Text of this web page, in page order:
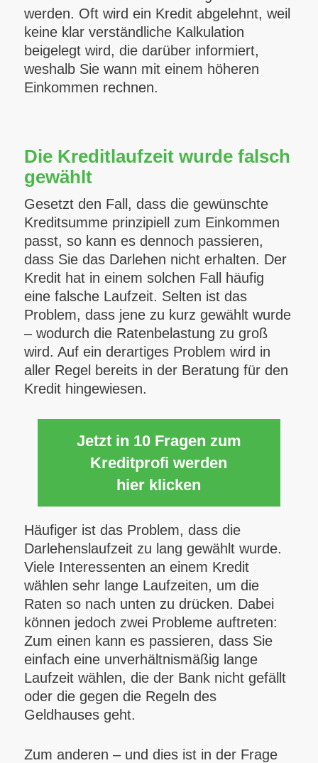
werden. Oft wird ein Kredit abgelehnt, weil
keine klar verständliche Kalkulation
beigelegt wird, die darüber informiert,
weshalb Sie wann mit einem höheren
Einkommen rechnen.
Die Kreditlaufzeit wurde falsch
gewählt
Gesetzt den Fall, dass die gewünschte
Kreditsumme prinzipiell zum Einkommen
passt, so kann es dennoch passieren,
dass Sie das Darlehen nicht erhalten. Der
Kredit hat in einem solchen Fall häufig
eine falsche Laufzeit. Selten ist das
Problem, dass jene zu kurz gewählt wurde
– wodurch die Ratenbelastung zu groß
wird. Auf ein derartiges Problem wird in
aller Regel bereits in der Beratung für den
Kredit hingewiesen.
Jetzt in 10 Fragen zum
Kreditprofi werden
hier klicken
Häufiger ist das Problem, dass die
Darlehenslaufzeit zu lang gewählt wurde.
Viele Interessenten an einem Kredit
wählen sehr lange Laufzeiten, um die
Raten so nach unten zu drücken. Dabei
können jedoch zwei Probleme auftreten:
Zum einen kann es passieren, dass Sie
einfach eine unverhältnismäßig lange
Laufzeit wählen, die der Bank nicht gefällt
oder die gegen die Regeln des
Geldhauses geht.
Zum anderen – und dies ist in der Frage